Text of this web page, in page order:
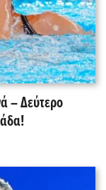
– Δεύτερο